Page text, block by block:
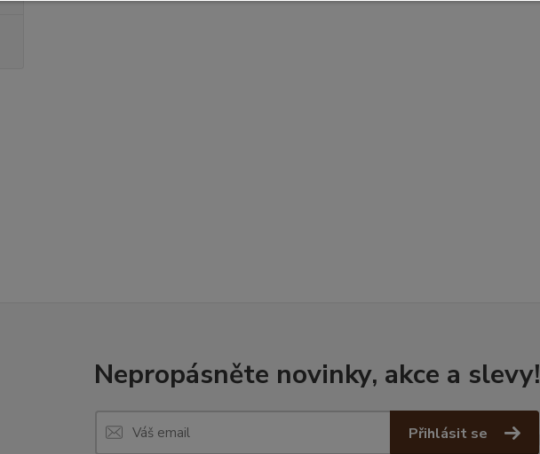
Nepropásněte novinky, akce a slevy!
Přihlásit se